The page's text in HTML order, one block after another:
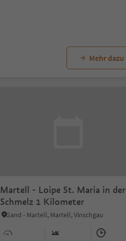
Mehr dazu
Martell - Loipe St. Maria in der
Schmelz 1 Kilometer
Gand - Martell, Martell, Vinschgau